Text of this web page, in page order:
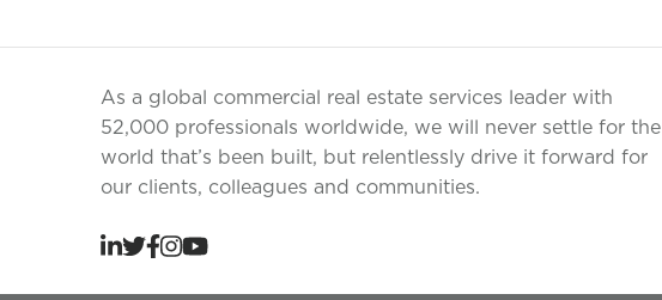
As a global commercial real estate services leader with
52,000 professionals worldwide, we will never settle for the
world that’s been built, but relentlessly drive it forward for
our clients, colleagues and communities.